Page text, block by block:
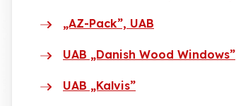
„AZ-Pack”, UAB
UAB „Danish Wood Windows”
UAB „Kalvis”